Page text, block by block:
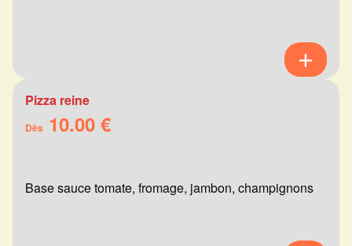
Pizza reine
Dès 10.00 €
Base sauce tomate, fromage, jambon, champignons